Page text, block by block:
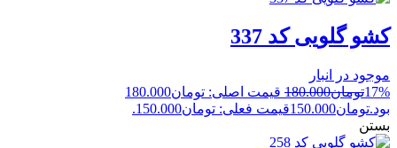
کشو گلویی کد 337
موجود در انبار
17%تومان180.000
قیمت اصلی: تومان180.000
بود.تومان150.000قیمت فعلی: تومان150.000.
بستن